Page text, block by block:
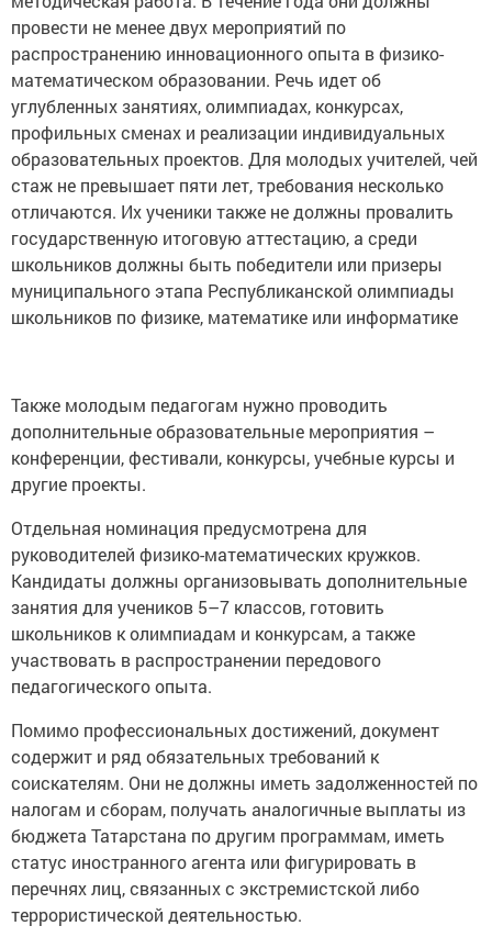
провести не менее двух мероприятий по
распространению инновационного опыта в физико-
математическом образовании. Речь идет об
углубленных занятиях, олимпиадах, конкурсах,
профильных сменах и реализации индивидуальных
образовательных проектов. Для молодых учителей, чей
стаж не превышает пяти лет, требования несколько
отличаются. Их ученики также не должны провалить
государственную итоговую аттестацию, а среди
школьников должны быть победители или призеры
муниципального этапа Республиканской олимпиады
школьников по физике, математике или информатике
Также молодым педагогам нужно проводить
дополнительные образовательные мероприятия –
конференции, фестивали, конкурсы, учебные курсы и
другие проекты.
Отдельная номинация предусмотрена для
руководителей физико-математических кружков.
Кандидаты должны организовывать дополнительные
занятия для учеников 5–7 классов, готовить
школьников к олимпиадам и конкурсам, а также
участвовать в распространении передового
педагогического опыта.
Помимо профессиональных достижений, документ
содержит и ряд обязательных требований к
соискателям. Они не должны иметь задолженностей по
налогам и сборам, получать аналогичные выплаты из
бюджета Татарстана по другим программам, иметь
статус иностранного агента или фигурировать в
перечнях лиц, связанных с экстремистской либо
террористической деятельностью.